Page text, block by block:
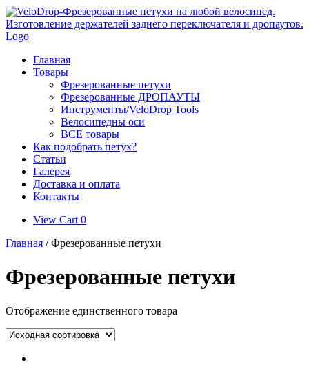
Skip
to
content
Главная
Товары
Фрезерованные петухи
Фрезерованные ДРОПАУТЫ
Инструменты/VeloDrop Tools
Велосипедны оси
ВСЕ товары
Как подобрать петух?
Статьи
Галерея
Доставка и оплата
Контакты
View
cart
View Cart 0
Главная / Фрезерованные петухи
Фрезерованные петухи
Отображение единственного товара